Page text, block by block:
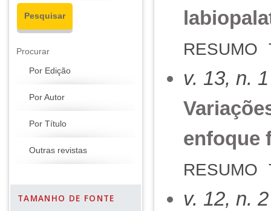
Procurar
Por Edição
Por Autor
Por Título
Outras revistas
TAMANHO DE FONTE
RESUMO
v. 13, n.
enfoque
RESUMO
v. 12, n.